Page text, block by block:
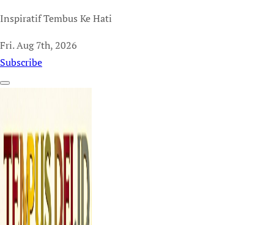
Inspiratif Tembus Ke Hati
Fri. Aug 7th, 2026
Subscribe